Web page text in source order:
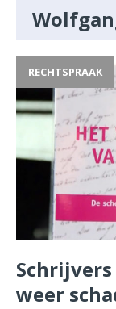
RECHTSPRAAK
weer